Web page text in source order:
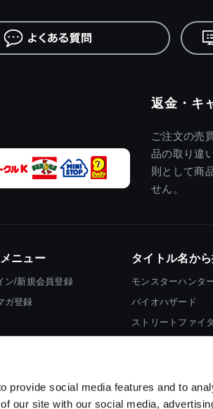
provide social media features and to
our site with our social media,
返金・キ
ご注文の売
品の取り違
則として商
せん。
ニュー
ン/新規会員登録
ガ登録
タイトル名か
モンスターハンタ
バイオハザード
ストリートファイ